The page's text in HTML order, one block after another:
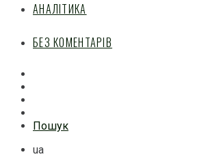
АНАЛІТИКА
БЕЗ КОМЕНТАРІВ
Пошук
ua